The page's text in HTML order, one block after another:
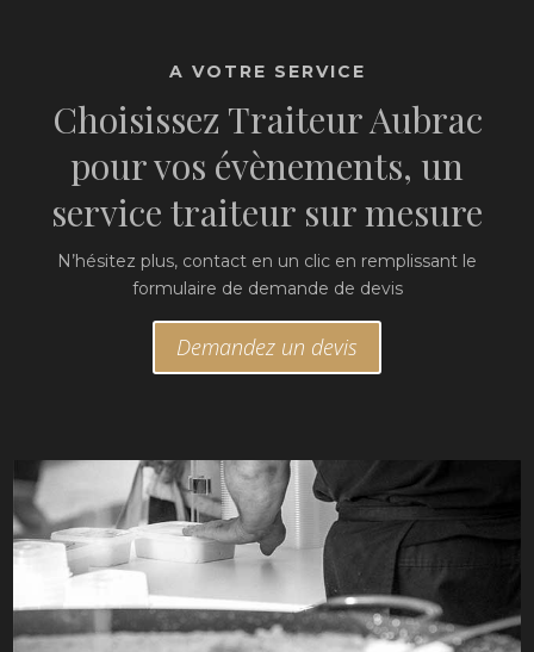
A VOTRE SERVICE
Choisissez Traiteur Aubrac
pour vos évènements, un
service traiteur sur mesure
N’hésitez plus, contact en un clic en remplissant le
formulaire de demande de devis
Demandez un devis